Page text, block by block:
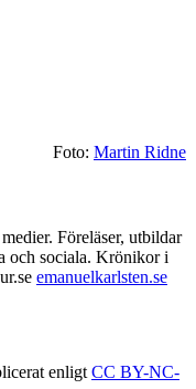
Foto: Martin Ridne
Föreläser, utbildar
och sociala. Krönikor i
emanuelkarlsten.se
enligt CC BY-NC-